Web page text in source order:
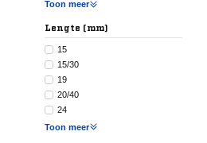
Toon meer
Lengte (mm)
15
15/30
19
20/40
24
Toon meer